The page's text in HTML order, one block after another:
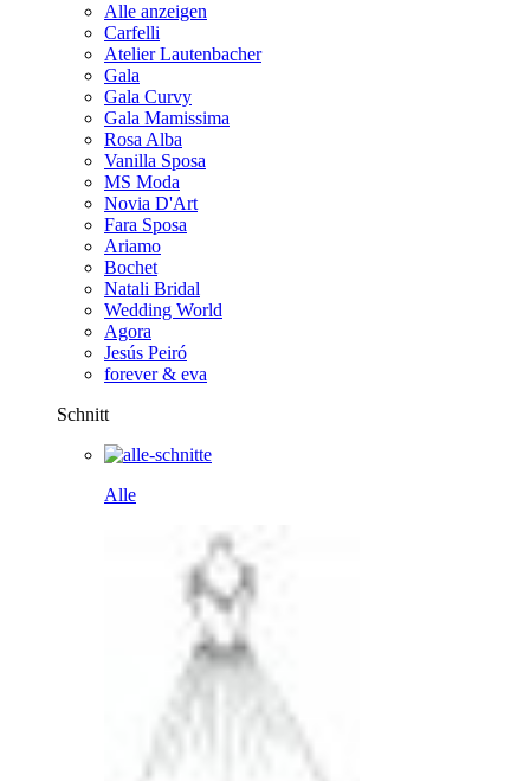
Alle anzeigen
Carfelli
Atelier Lautenbacher
Gala
Gala Curvy
Gala Mamissima
Rosa Alba
Vanilla Sposa
MS Moda
Novia D'Art
Fara Sposa
Ariamo
Bochet
Natali Bridal
Wedding World
Agora
Jesús Peiró
forever & eva
Schnitt
Alle